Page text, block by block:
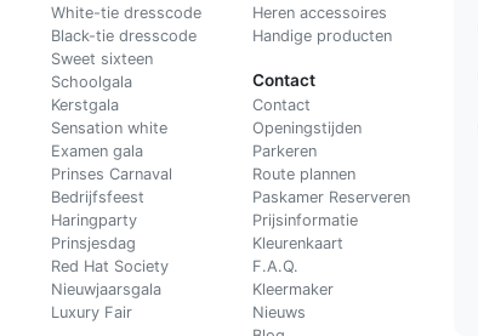
White-tie dresscode
Black-tie dresscode
Sweet sixteen
Schoolgala
Kerstgala
Sensation white
Examen gala
Prinses Carnaval
Bedrijfsfeest
Haringparty
Prinsjesdag
Red Hat Society
Nieuwjaarsgala
Luxury Fair
Heren accessoires
Handige producten
Contact
Contact
Openingstijden
Parkeren
Route plannen
Paskamer Reserveren
Prijsinformatie
Kleurenkaart
F.A.Q.
Kleermaker
Nieuws